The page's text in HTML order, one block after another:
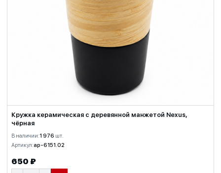
Кружка керамическая с деревянной манжетой Nexus,
чёрная
В наличии:1 976 шт.
Артикул:ap-6151.02
650 ₽